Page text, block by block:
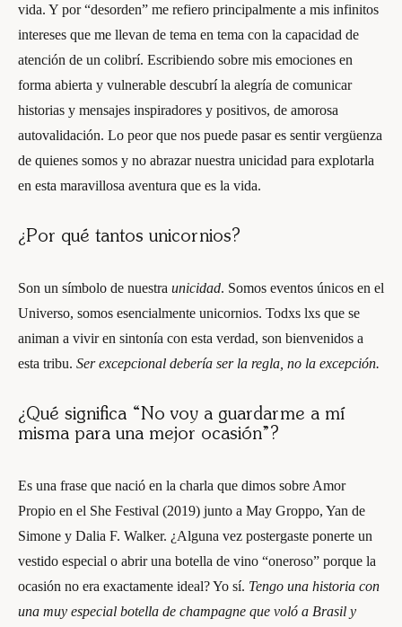
vida. Y por “desorden” me refiero principalmente a mis infinitos
intereses que me llevan de tema en tema con la capacidad de
atención de un colibrí. Escribiendo sobre mis emociones en
forma abierta y vulnerable descubrí la alegría de comunicar
historias y mensajes inspiradores y positivos, de amorosa
autovalidación. Lo peor que nos puede pasar es sentir vergüenza
de quienes somos y no abrazar nuestra unicidad para explotarla
en esta maravillosa aventura que es la vida.
¿Por qué tantos unicornios?
Son un símbolo de nuestra unicidad. Somos eventos únicos en el
Universo, somos esencialmente unicornios. Todxs lxs que se
animan a vivir en sintonía con esta verdad, son bienvenidos a
esta tribu. Ser excepcional debería ser la regla, no la excepción.
¿Qué significa “No voy a guardarme a mí
misma para una mejor ocasión”?
Es una frase que nació en la charla que dimos sobre Amor
Propio en el She Festival (2019) junto a May Groppo, Yan de
Simone y Dalia F. Walker. ¿Alguna vez postergaste ponerte un
vestido especial o abrir una botella de vino “oneroso” porque la
ocasión no era exactamente ideal? Yo sí. Tengo una historia con
una muy especial botella de champagne que voló a Brasil y